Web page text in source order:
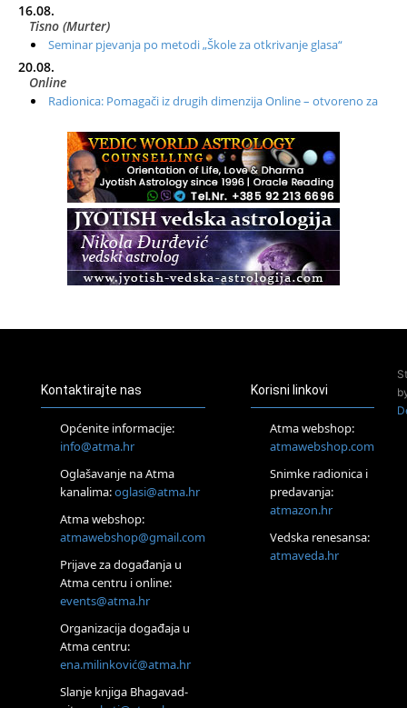
16.08.
Tisno (Murter)
Seminar pjevanja po metodi „Škole za otkrivanje glasa“
20.08.
Online
Radionica: Pomagači iz drugih dimenzija Online – otvoreno za
Zagreb+Online
Osnovni ThetaHealing® tečaj, Zagreb i Online
Zagreb
Osnovna radionica za izscjeljivanje pranom (Basic Pranic
Healing course)
Access BARS®, otpusti stres
Pjesma srca / Zagreb
Tečaj Višeg Vodstva, razvijanja intuicije i Akaša zapisa
Online
Upisi u program Profesionalni hipnoterapeut — nova
Online
Postanite Nositelj Vibracije Nove Zemlje
Visoko
Alemka Dauskardt – Jednodnevna radionica sistemskih
konstelacija
Online
SPAVAJ… Priče za lakšu noć
Kontaktirajte nas
Općenite informacije:
info@atma.hr
Oglašavanje na Atma
kanalima:oglasi@atma.hr
Atma webshop:
atmawebshop@gmail.com
Prijave za događanja u
Atma centru i online:
events@atma.hr
Organizacija događaja u
Atma centru:
ena.milinković@atma.hr
Slanje knjiga Bhagavad-
Korisni linkovi
Atma webshop:
atmawebshop.com
Snimke radionica i
predavanja:
atmazon.hr
Vedska renesansa:
atmaveda.hr